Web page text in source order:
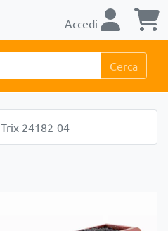
Accedi
Cerca
Trix 24182-04